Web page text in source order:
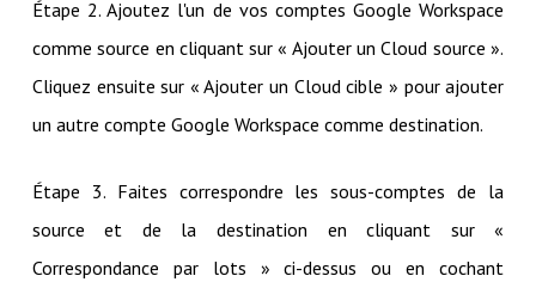
Étape 2. Ajoutez l'un de vos comptes Google Workspace
comme source en cliquant sur « Ajouter un Cloud source ».
Cliquez ensuite sur « Ajouter un Cloud cible » pour ajouter
un autre compte Google Workspace comme destination.
Étape 3. Faites correspondre les sous-comptes de la
source et de la destination en cliquant sur «
Correspondance par lots » ci-dessus ou en cochant